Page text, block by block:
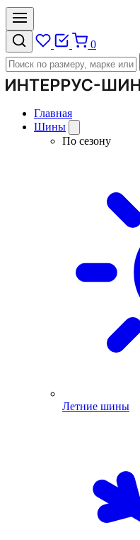
0
Главная
Шины
По сезону
Летние шины